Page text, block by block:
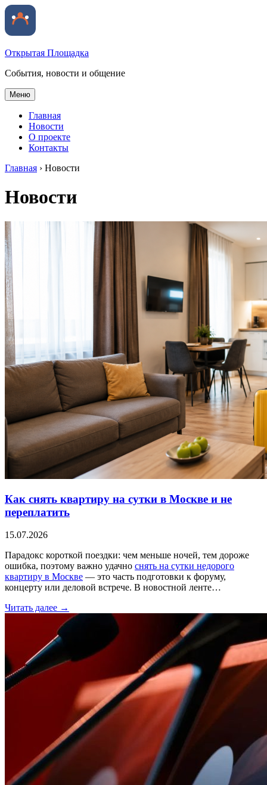
Открытая Площадка
События, новости и общение
Меню
Главная
Новости
О проекте
Контакты
Главная › Новости
Новости
Как снять квартиру на сутки в Москве и не
переплатить
15.07.2026
Парадокс короткой поездки: чем меньше ночей, тем дороже
ошибка, поэтому важно удачно снять на сутки недорого
квартиру в Москве — это часть подготовки к форуму,
концерту или деловой встрече. В новостной ленте…
Читать далее →